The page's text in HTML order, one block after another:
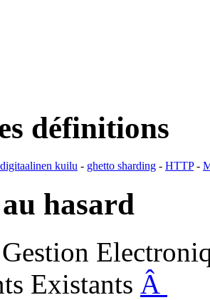
définitions
digitaalinen kuilu - ghetto sharding - HTTP-
hasard
Existants Â